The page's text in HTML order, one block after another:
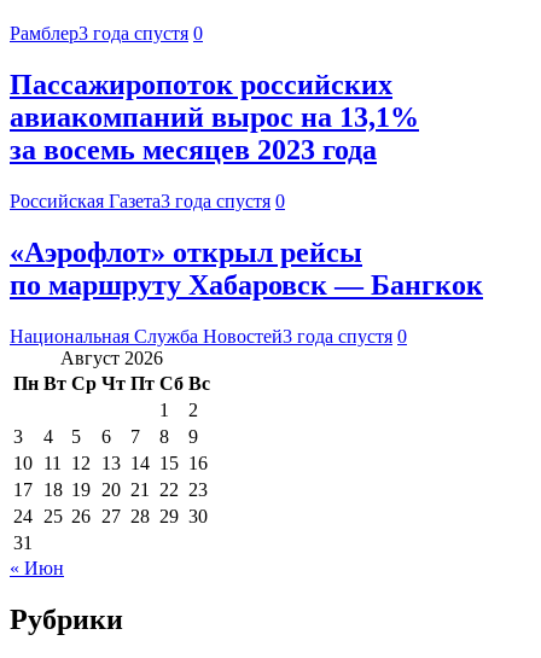
Рамблер3 года спустя 0
Пассажиропоток российских
авиакомпаний вырос на 13,1%
за восемь месяцев 2023 года
Российская Газета3 года спустя 0
«Аэрофлот» открыл рейсы
по маршруту Хабаровск — Бангкок
Национальная Служба Новостей3 года спустя 0
Август 2026
Пн Вт Ср Чт Пт Сб Вс
1
2
3
4 5 6 7 8
9
10 11 12 13 14 15 16
17 18 19 20 21 22 23
24 25 26 27 28 29 30
31
« Июн
Рубрики